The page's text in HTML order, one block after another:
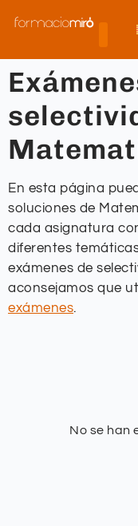
En esta página
soluciones de
cada asignatura
diferentes
exámenes de
aconsejamos que
exámenes.
No se han